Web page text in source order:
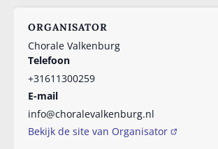
ORGANISATOR
Chorale Valkenburg
Telefoon
+31611300259
E-mail
info@choralevalkenburg.nl
Bekijk de site van Organisator